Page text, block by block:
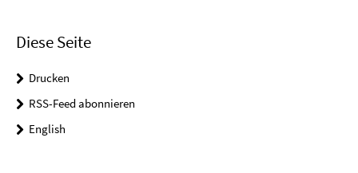
Diese Seite
Drucken
RSS-Feed abonnieren
English